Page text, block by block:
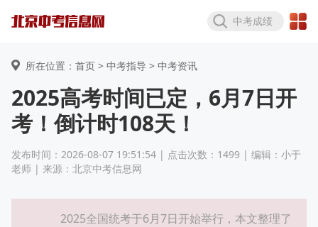
中考成绩
所在位置：首页 > 中考指导 > 中考资讯
2025高考时间已定，6月7日开
考！倒计时108天！
发布时间：2026-08-07 19:51:54 | 点击次数：1499 | 编辑：小于
老师 | 来源：北京中考信息网
2025全国统考于6月7日开始举行，本文整理了